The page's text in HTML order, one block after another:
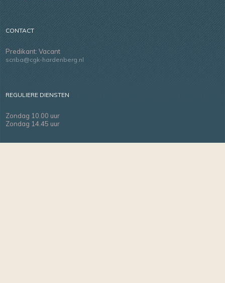
CONTACT
Predikant: Vacant
scriba@cgk-hardenberg.nl
REGULIERE DIENSTEN
Zondag 10.00 uur
Zondag 14.45 uur